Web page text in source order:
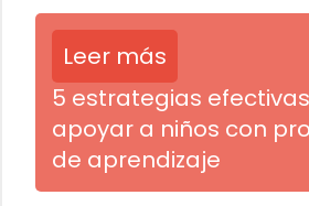
Leer más
5 estrategias
apoyar a niños con
de aprendizaje